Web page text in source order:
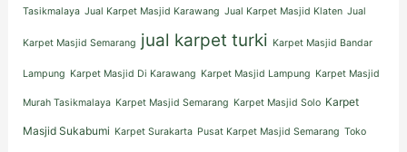
Tasikmalaya Jual Karpet Masjid Karawang Jual Karpet Masjid Klaten Jual
Karpet Masjid Semarang jual karpet turki Karpet Masjid Bandar
Lampung Karpet Masjid Di Karawang Karpet Masjid Lampung Karpet Masjid
Murah Tasikmalaya Karpet Masjid Semarang Karpet Masjid Solo Karpet
Masjid Sukabumi Karpet Surakarta Pusat Karpet Masjid Semarang Toko